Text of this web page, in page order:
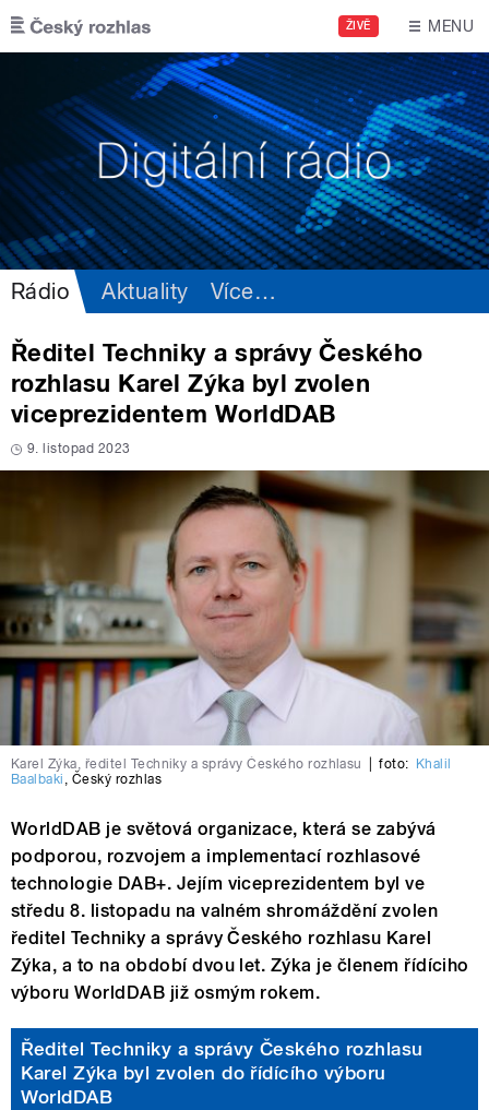
Přejít k hlavnímu obsahu
ŽIVĚ MENU
Rádio Aktuality Více…
Ředitel Techniky a správy Českého
rozhlasu Karel Zýka byl zvolen
viceprezidentem WorldDAB
9. listopad 2023
Karel Zýka, ředitel Techniky a správy Českého rozhlasu foto: Khalil
Baalbaki , Český rozhlas
WorldDAB je světová organizace, která se zabývá
podporou, rozvojem a implementací rozhlasové
technologie DAB+. Jejím viceprezidentem byl ve
středu 8. listopadu na valném shromáždění zvolen
ředitel Techniky a správy Českého rozhlasu Karel
Zýka, a to na období dvou let. Zýka je členem řídíciho
výboru WorldDAB již osmým rokem.
Ředitel Techniky a správy Českého rozhlasu
Karel Zýka byl zvolen do řídícího výboru
WorldDAB